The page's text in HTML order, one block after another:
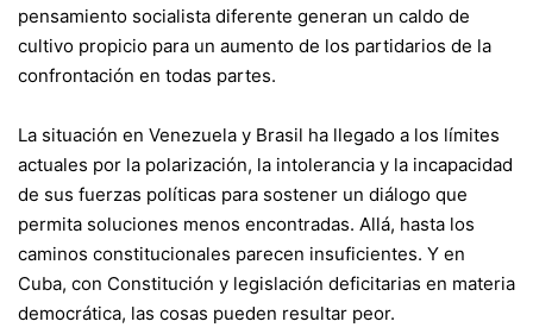
pensamiento socialista diferente generan un caldo de
cultivo propicio para un aumento de los partidarios de la
confrontación en todas partes.
La situación en Venezuela y Brasil ha llegado a los límites
actuales por la polarización, la intolerancia y la incapacidad
de sus fuerzas políticas para sostener un diálogo que
permita soluciones menos encontradas. Allá, hasta los
caminos constitucionales parecen insuficientes. Y en
Cuba, con Constitución y legislación deficitarias en materia
democrática, las cosas pueden resultar peor.